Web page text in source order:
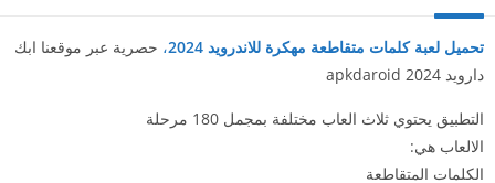
تحميل لعبة كلمات متقاطعة مهكرة للاندرويد 2024 ، حصرية عبر موقعنا ابك
دارويد 2024 apkdaroid
التطبيق يحتوي ثلاث العاب مختلفة بمجمل 180 مرحلة
الالعاب هي:
الكلمات المتقاطعة